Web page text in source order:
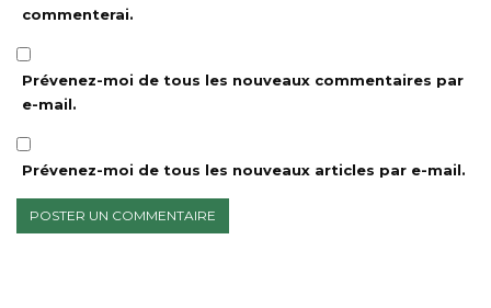
commenterai.
Prévenez-moi de tous les nouveaux commentaires par
e-mail.
Prévenez-moi de tous les nouveaux articles par e-mail.